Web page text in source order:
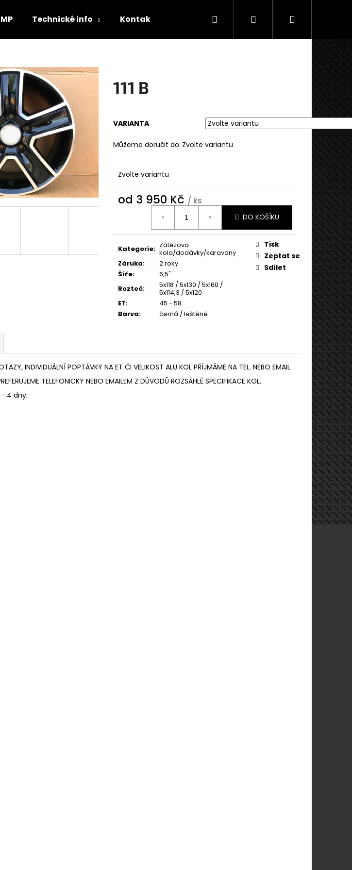
Technické info Kontakty Hledat PřihlášeníNákupní
111 B
VARIANTA
Můžeme doručit do: Zvolte variantu
Zvolte variantu
od 3 950 Kč / ks
DO KOŠÍKU
Kategorie: Zátěžová
kola/dodávky/karavany
Záruka:
2 roky
Šíře:
6,5"
Rozteč:
5x118 / 5x130 / 5x160 /
5x114,3 / 5x120
ET:
45 - 58
Barva: černá / leštěné
Tisk
Zeptat se
Sdílet
INDIVIDUÁLNÍ POPTÁVKY NA ET ČI VELIKOST ALU KOL PŘÍJMÁME NA TEL. NEBO EMAIL.
TELEFONICKY NEBO EMAILEM Z DŮVODŮ ROZSÁHLÉ SPECIFIKACE KOL.
- 4 dny.
HLEDAT
GRAVITY